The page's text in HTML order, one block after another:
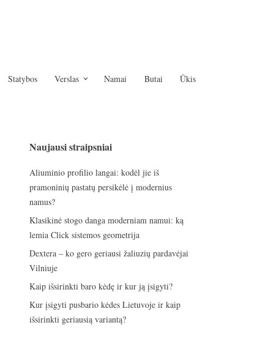
Statybos Verslas Namai Butai Ūkis
Naujausi straipsniai
Aliuminio profilio langai: kodėl jie iš
pramoninių pastatų persikėlė į modernius
namus?
Klasikinė stogo danga moderniam namui: ką
lemia Click sistemos geometrija
Dextera – ko gero geriausi žaliuzių pardavėjai
Vilniuje
Kaip išsirinkti baro kėdę ir kur ją įsigyti?
Kur įsigyti pusbario kėdes Lietuvoje ir kaip
išsirinkti geriausią variantą?